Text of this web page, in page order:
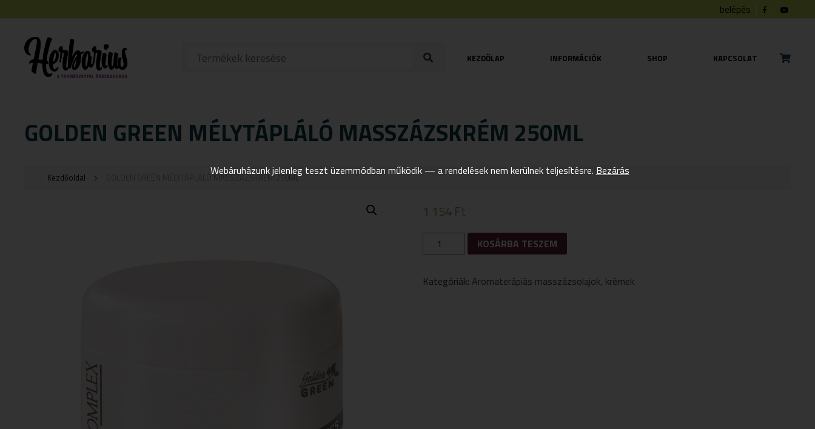
belépés
KEZDŐLAP INFORMÁCIÓK SHOP KAPCSOLAT
GOLDEN GREEN MÉLYTÁPLÁLÓ MASSZÁZSKRÉM 250ML
Kezdőoldal GOLDEN GREEN MÉLYTÁPLÁLÓ MASSZÁZSKRÉM 250ML
1 154Ft
GOLDEN
GREEN
250ML
KOSÁRBA TESZEM
Kategóriák: Aromaterápiás masszázsolajok, krémek
Webáruházunk jelenleg teszt üzemmódban működik — a rendelések nem kerülnek teljesítésre. Bezárás